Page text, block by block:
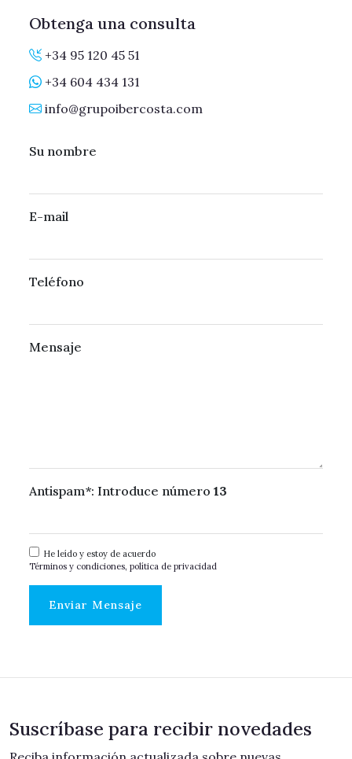
Obtenga una consulta
+34 95 120 45 51
+34 604 434 131
info@grupoibercosta.com
Su nombre
E-mail
Teléfono
Mensaje
Antispam*: Introduce número 13
He leído y estoy de acuerdo
Términos y condiciones, política de privacidad
Enviar Mensaje
Suscríbase para recibir novedades